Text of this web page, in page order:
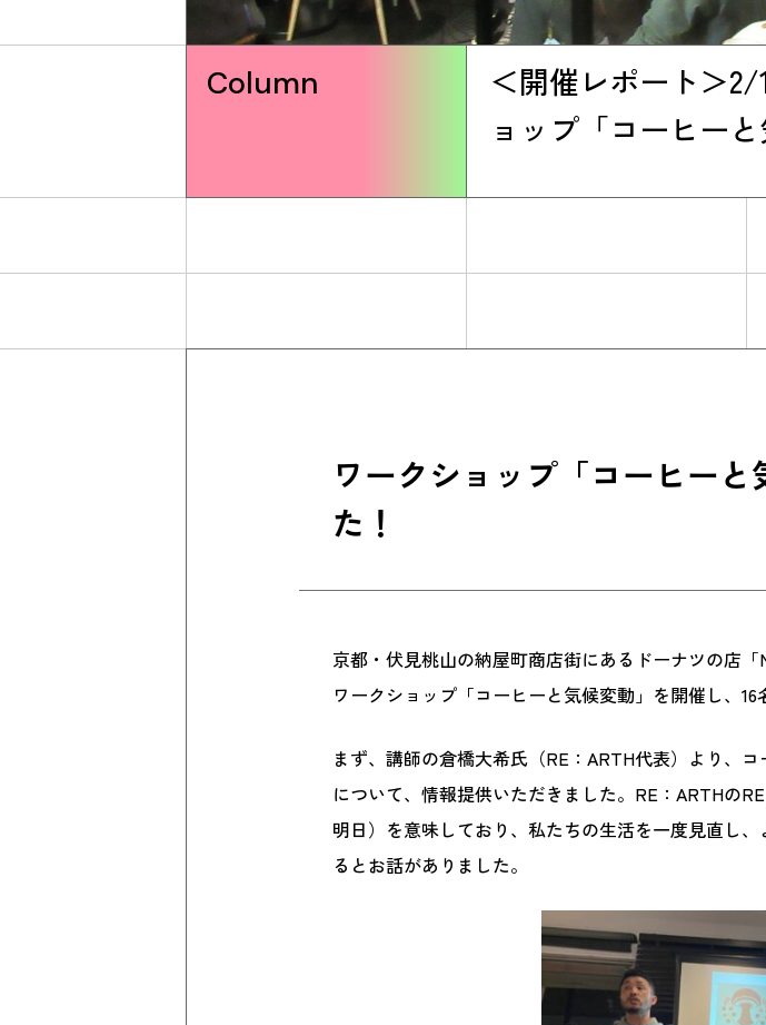
Column
＜開催レポート＞
ョップ「コーヒーと
ワークショップ「コーヒー
た！
京都・伏見桃山の納屋町商店街にあるドーナツの店「
ワークショップ「コーヒーと気候変動」を開催し、16
まず、講師の倉橋大希氏（RE：ARTH代表）より、
について、情報提供いただきました。RE：ARTHの
明日）を意味しており、私たちの生活を一度見直し
るとお話がありました。